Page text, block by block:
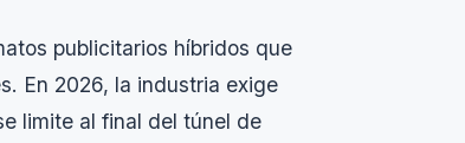
publicitarios híbridos que
En 2026, la industria exige
limite al final del túnel de